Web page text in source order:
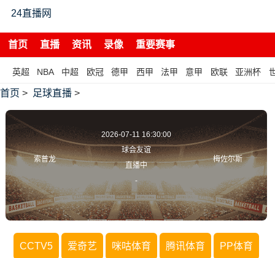
24直播网
首页 直播 资讯 录像 重要赛事
英超 NBA 中超 欧冠 德甲 西甲 法甲 意甲 欧联 亚洲杯
首页 > 足球直播 >
索普龙
2026-07-11 16:30:00
球会友谊
直播中
-
梅佐尔斯
CCTV5 爱奇艺 咪咕体育 腾讯体育 PP体育